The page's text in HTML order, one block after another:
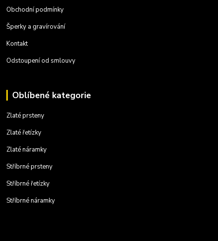
Obchodní podmínky
Šperky a gravírování
Kontakt
Odstoupení od smlouvy
Oblíbené kategorie
Zlaté prsteny
Zlaté řetízky
Zlaté náramky
Stříbrné prsteny
Stříbrné řetízky
Stříbrné náramky